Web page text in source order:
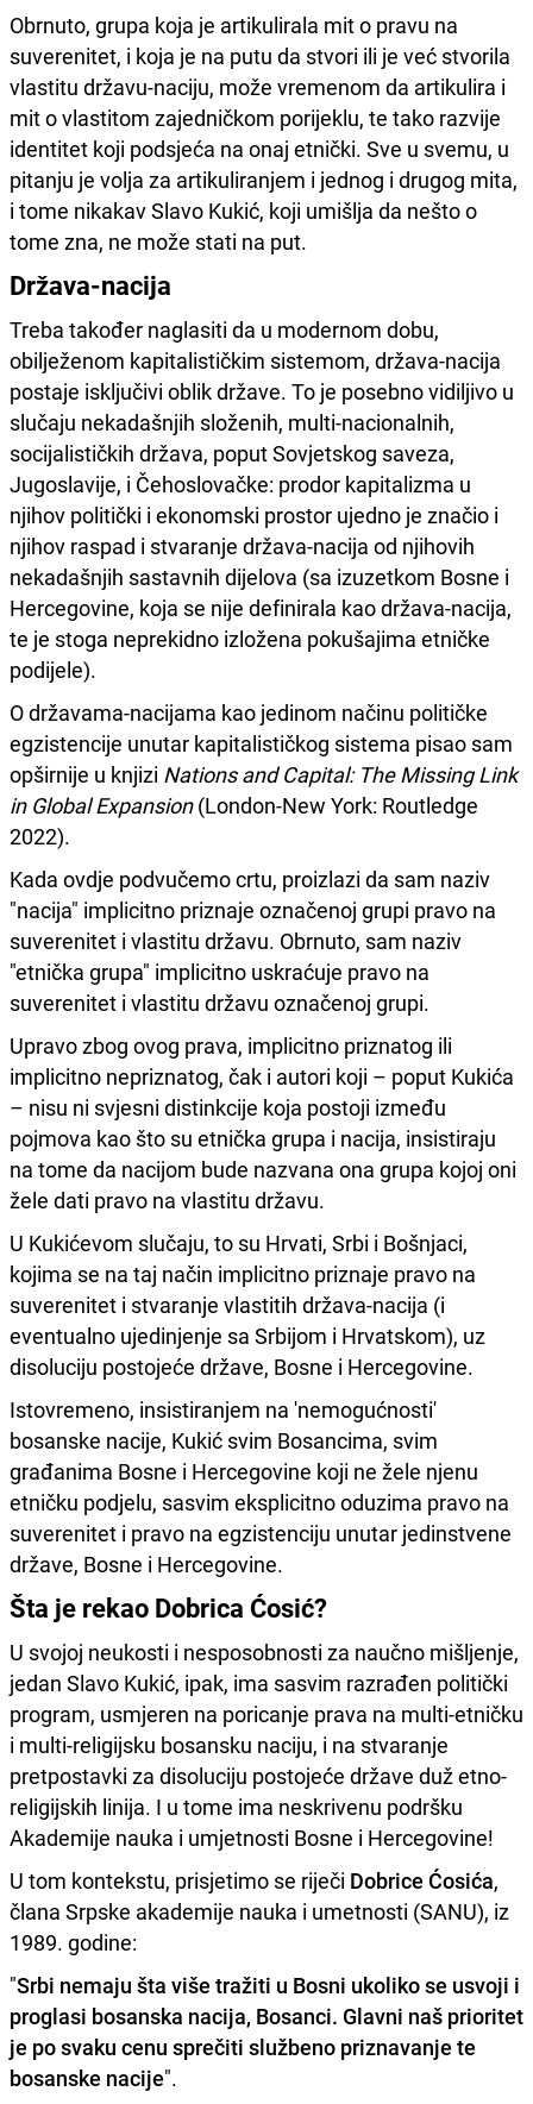
Obrnuto, grupa koja je artikulirala mit o pravu na
suverenitet, i koja je na putu da stvori ili je već stvorila
vlastitu državu-naciju, može vremenom da artikulira i
mit o vlastitom zajedničkom porijeklu, te tako razvije
identitet koji podsjeća na onaj etnički. Sve u svemu, u
pitanju je volja za artikuliranjem i jednog i drugog mita,
i tome nikakav Slavo Kukić, koji umišlja da nešto o
tome zna, ne može stati na put.
Država-nacija
Treba također naglasiti da u modernom dobu,
obilježenom kapitalističkim sistemom, država-nacija
postaje isključivi oblik države. To je posebno vidiljivo u
slučaju nekadašnjih složenih, multi-nacionalnih,
socijalističkih država, poput Sovjetskog saveza,
Jugoslavije, i Čehoslovačke: prodor kapitalizma u
njihov politički i ekonomski prostor ujedno je značio i
njihov raspad i stvaranje država-nacija od njihovih
nekadašnjih sastavnih dijelova (sa izuzetkom Bosne i
Hercegovine, koja se nije definirala kao država-nacija,
te je stoga neprekidno izložena pokušajima etničke
podijele).
O državama-nacijama kao jedinom načinu političke
egzistencije unutar kapitalističkog sistema pisao sam
opširnije u knjizi Nations and Capital: The Missing Link
in Global Expansion(London-New York: Routledge
2022).
Kada ovdje podvučemo crtu, proizlazi da sam naziv
"nacija" implicitno priznaje označenoj grupi pravo na
suverenitet i vlastitu državu. Obrnuto, sam naziv
"etnička grupa" implicitno uskraćuje pravo na
suverenitet i vlastitu državu označenoj grupi.
Upravo zbog ovog prava, implicitno priznatog ili
implicitno nepriznatog, čak i autori koji – poput Kukića
– nisu ni svjesni distinkcije koja postoji između
pojmova kao što su etnička grupa i nacija, insistiraju
na tome da nacijom bude nazvana ona grupa kojoj oni
žele dati pravo na vlastitu državu.
U Kukićevom slučaju, to su Hrvati, Srbi i Bošnjaci,
kojima se na taj način implicitno priznaje pravo na
suverenitet i stvaranje vlastitih država-nacija (i
eventualno ujedinjenje sa Srbijom i Hrvatskom), uz
disoluciju postojeće države, Bosne i Hercegovine.
Istovremeno, insistiranjem na 'nemogućnosti'
bosanske nacije, Kukić svim Bosancima, svim
građanima Bosne i Hercegovine koji ne žele njenu
etničku podjelu, sasvim eksplicitno oduzima pravo na
suverenitet i pravo na egzistenciju unutar jedinstvene
države, Bosne i Hercegovine.
Šta je rekao Dobrica Ćosić?
U svojoj neukosti i nesposobnosti za naučno mišljenje,
jedan Slavo Kukić, ipak, ima sasvim razrađen politički
program, usmjeren na poricanje prava na multi-etničku
i multi-religijsku bosansku naciju, i na stvaranje
pretpostavki za disoluciju postojeće države duž etno-
religijskih linija. I u tome ima neskrivenu podršku
Akademije nauka i umjetnosti Bosne i Hercegovine!
U tom kontekstu, prisjetimo se riječi Dobrice Ćosića,
člana Srpske akademije nauka i umetnosti (SANU), iz
1989. godine:
"Srbi nemaju šta više tražiti u Bosni ukoliko se usvoji i
proglasi bosanska nacija, Bosanci. Glavni naš prioritet
je po svaku cenu sprečiti službeno priznavanje te
bosanske nacije".